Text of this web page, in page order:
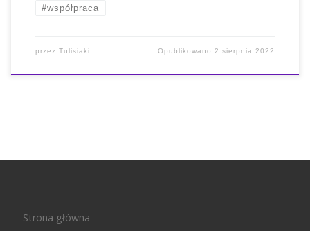
#współpraca
przez Tulisiaki Opublikowano2 sierpnia 2022
Strona główna